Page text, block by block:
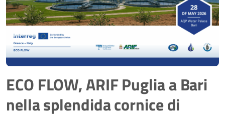
ECO FLOW, ARIF Puglia a Bari
nella splendida cornice di